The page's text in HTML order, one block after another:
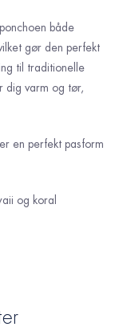
både
gør den perfekt
til traditionelle
dig varm og tør,
en perfekt pasform
og koral